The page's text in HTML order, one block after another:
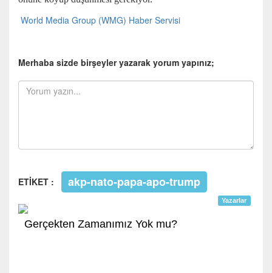
World Media Group (WMG) Haber Servisi
Merhaba sizde birşeyler yazarak yorum yapınız;
ETİKET : akp-nato-papa-apo-trump
Yazarlar
Gerçekten Zamanımız Yok mu?